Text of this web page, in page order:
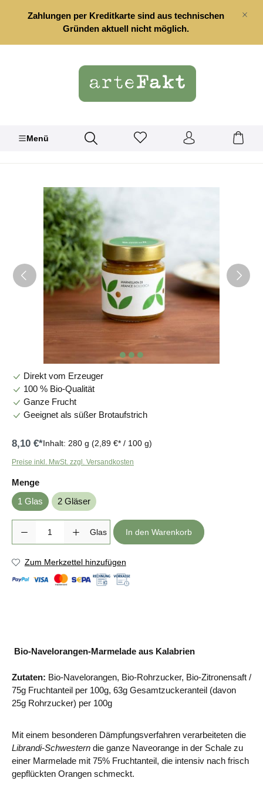
springen
Zahlungen per Kreditkarte sind aus technischen
Gründen aktuell nicht möglich.
Menü
Bildergalerie überspringen
Direkt vom Erzeuger
100 % Bio-Qualität
Ganze Frucht
Geeignet als süßer Brotaufstrich
8,10 €*Inhalt: 280 g (2,89 €* / 100 g)
Preise inkl. MwSt. zzgl. Versandkosten
Mengeauswählen
1 Glas
2 Gläser
Produkt Anzahl: Gib den gewünschten Wert ein oder benutze die
Glas In den Warenkorb
Zum Merkzettel hinzufügen
Bio-Navelorangen-Marmelade aus Kalabrien
Zutaten: Bio-Navelorangen, Bio-Rohrzucker, Bio-Zitronensaft /
75g Fruchtanteil per 100g, 63g Gesamtzuckeranteil (davon
25g Rohrzucker) per 100g
Mit einem besonderen Dämpfungsverfahren verarbeiteten die
Librandi-Schwestern die ganze Naveorange in der Schale zu
einer Marmelade mit 75% Fruchtanteil, die intensiv nach frisch
gepflückten Orangen schmeckt.